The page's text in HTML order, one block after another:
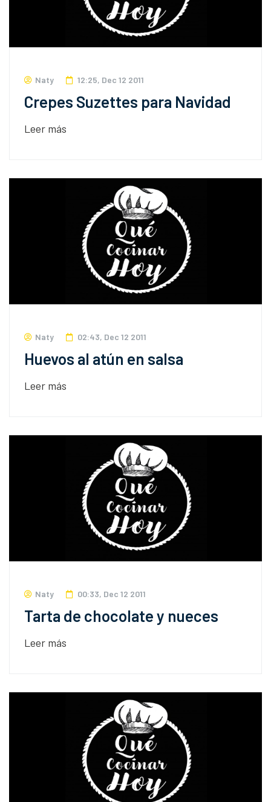
Naty 12:25, Dec 12 2011
Crepes Suzettes para Navidad
Leer más
Naty 02:43, Dec 12 2011
Huevos al atún en salsa
Leer más
Naty 00:33, Dec 12 2011
Tarta de chocolate y nueces
Leer más